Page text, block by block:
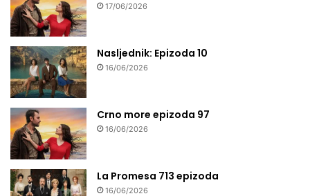
17/06/2026
Nasljednik: Epizoda 10
16/06/2026
Crno more epizoda 97
16/06/2026
La Promesa 713 epizoda
16/06/2026